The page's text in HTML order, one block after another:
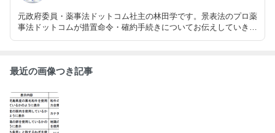
元政府委員・薬事法ドットコム社主の林田学です。景表法のプロ薬
事法ドットコムが措置命令・確約手続きについてお伝えしていきま
す。
最近の画像つき記事